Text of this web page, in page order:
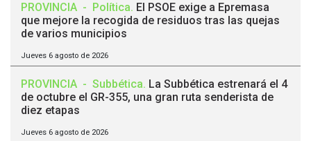
PROVINCIA - Política. El PSOE exige a Epremasa
que mejore la recogida de residuos tras las quejas
de varios municipios
Jueves 6 agosto de 2026
PROVINCIA - Subbética. La Subbética estrenará el 4
de octubre el GR-355, una gran ruta senderista de
diez etapas
Jueves 6 agosto de 2026